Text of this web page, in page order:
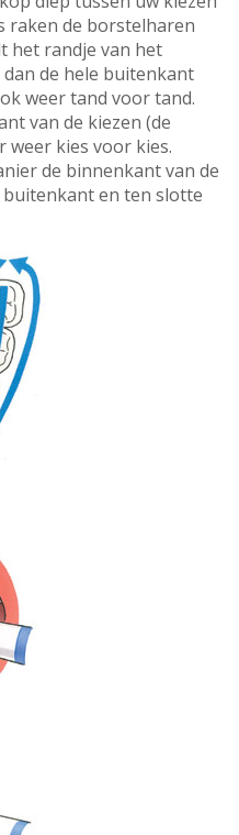
raken de borstelharen
het randje van het
de hele buitenkant
weer tand voor tand.
van de kiezen (de
weer kies voor kies.
de binnenkant van de
en ten slotte